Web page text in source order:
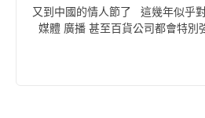
又到中國的情人節了 這幾年似乎
媒體 廣播 甚至百貨公司都會特別